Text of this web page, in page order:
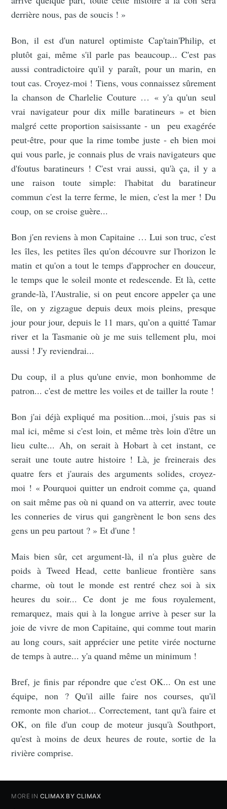
derrière nous, pas de soucis ! »
Bon, il est d'un naturel optimiste Cap'tain'Philip, et
plutôt gai, même s'il parle pas beaucoup... C'est pas
aussi contradictoire qu'il y paraît, pour un marin, en
tout cas. Croyez-moi ! Tiens, vous connaissez sûrement
la chanson de Charlelie Couture … « y'a qu'un seul
vrai navigateur pour dix mille baratineurs » et bien
malgré cette proportion saisissante - un peu exagérée
peut-être, pour que la rime tombe juste - eh bien moi
qui vous parle, je connais plus de vrais navigateurs que
d'foutus baratineurs ! C'est vrai aussi, qu'à ça, il y a
une raison toute simple: l'habitat du baratineur
commun c'est la terre ferme, le mien, c'est la mer ! Du
coup, on se croise guère...
Bon j'en reviens à mon Capitaine … Lui son truc, c'est
les îles, les petites îles qu'on découvre sur l'horizon le
matin et qu'on a tout le temps d'approcher en douceur,
le temps que le soleil monte et redescende. Et là, cette
grande-là, l'Australie, si on peut encore appeler ça une
île, on y zigzague depuis deux mois pleins, presque
jour pour jour, depuis le 11 mars, qu’on a quitté Tamar
river et la Tasmanie où je me suis tellement plu, moi
aussi ! J'y reviendrai...
Du coup, il a plus qu'une envie, mon bonhomme de
patron... c'est de mettre les voiles et de tailler la route !
Bon j'ai déjà expliqué ma position...moi, j'suis pas si
mal ici, même si c'est loin, et même très loin d'être un
lieu culte... Ah, on serait à Hobart à cet instant, ce
serait une toute autre histoire ! Là, je freinerais des
quatre fers et j'aurais des arguments solides, croyez-
moi ! « Pourquoi quitter un endroit comme ça, quand
on sait même pas où ni quand on va atterrir, avec toute
les conneries de virus qui gangrènent le bon sens des
gens un peu partout ? » Et d'une !
Mais bien sûr, cet argument-là, il n'a plus guère de
poids à Tweed Head, cette banlieue frontière sans
charme, où tout le monde est rentré chez soi à six
heures du soir... Ce dont je me fous royalement,
remarquez, mais qui à la longue arrive à peser sur la
joie de vivre de mon Capitaine, qui comme tout marin
au long cours, sait apprécier une petite virée nocturne
de temps à autre... y'a quand même un minimum !
Bref, je finis par répondre que c'est OK... On est une
équipe, non ? Qu'il aille faire nos courses, qu'il
remonte mon chariot... Correctement, tant qu'à faire et
OK, on file d'un coup de moteur jusqu'à Southport,
qu'est à moins de deux heures de route, sortie de la
rivière comprise.
MORE IN CLIMAX BY CLIMAX